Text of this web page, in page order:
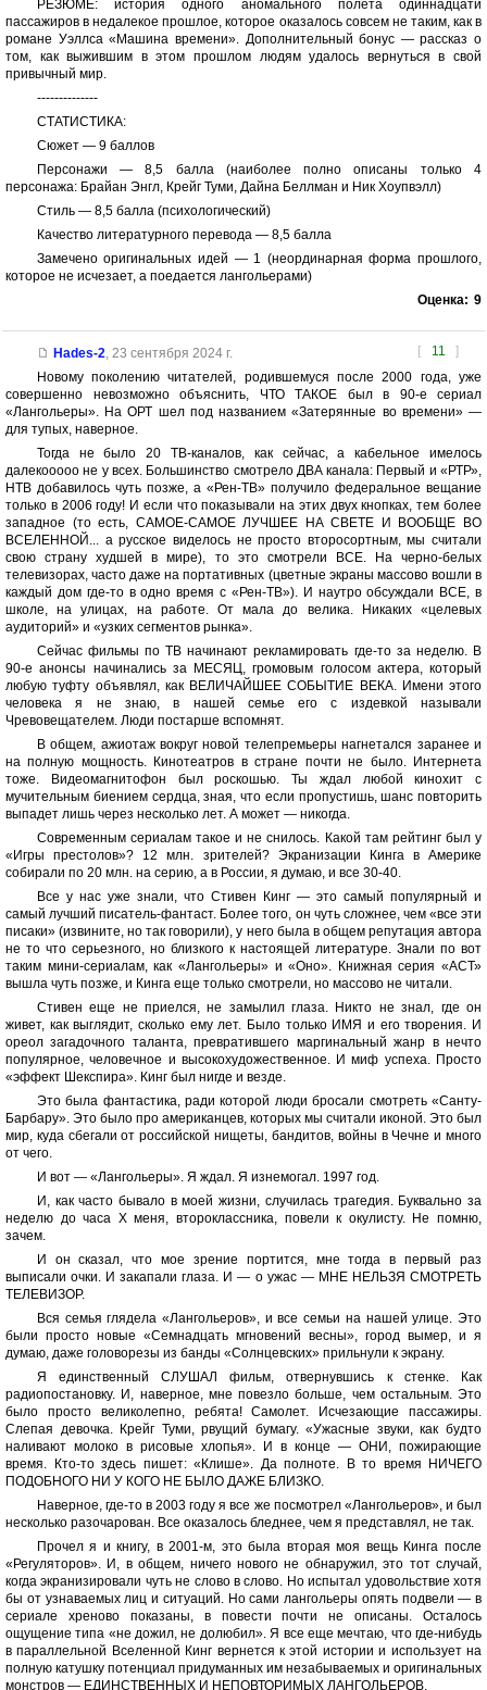
РЕЗЮМЕ: история одного аномального полета одиннадцати
пассажиров в недалекое прошлое, которое оказалось совсем не таким, как в
романе Уэллса «Машина времени». Дополнительный бонус — рассказ о
том, как выжившим в этом прошлом людям удалось вернуться в свой
привычный мир.
--------------
СТАТИСТИКА:
Сюжет — 9 баллов
Персонажи — 8,5 балла (наиболее полно описаны только 4
персонажа: Брайан Энгл, Крейг Туми, Дайна Беллман и Ник Хоупвэлл)
Стиль — 8,5 балла (психологический)
Качество литературного перевода — 8,5 балла
Замечено оригинальных идей — 1 (неординарная форма прошлого,
которое не исчезает, а поедается лангольерами)
Оценка: 9
[ 11 ]
Hades-2, 23 сентября 2024 г.
Новому поколению читателей, родившемуся после 2000 года, уже
совершенно невозможно объяснить, ЧТО ТАКОЕ был в 90-е сериал
«Лангольеры». На ОРТ шел под названием «Затерянные во времени» —
для тупых, наверное.
Тогда не было 20 ТВ-каналов, как сейчас, а кабельное имелось
далекооооо не у всех. Большинство смотрело ДВА канала: Первый и «РТР»,
НТВ добавилось чуть позже, а «Рен-ТВ» получило федеральное вещание
только в 2006 году! И если что показывали на этих двух кнопках, тем более
западное (то есть, САМОЕ-САМОЕ ЛУЧШЕЕ НА СВЕТЕ И ВООБЩЕ ВО
ВСЕЛЕННОЙ... а русское виделось не просто второсортным, мы считали
свою страну худшей в мире), то это смотрели ВСЕ. На черно-белых
телевизорах, часто даже на портативных (цветные экраны массово вошли в
каждый дом где-то в одно время с «Рен-ТВ»). И наутро обсуждали ВСЕ, в
школе, на улицах, на работе. От мала до велика. Никаких «целевых
аудиторий» и «узких сегментов рынка».
Сейчас фильмы по ТВ начинают рекламировать где-то за неделю. В
90-е анонсы начинались за МЕСЯЦ, громовым голосом актера, который
любую туфту объявлял, как ВЕЛИЧАЙШЕЕ СОБЫТИЕ ВЕКА. Имени этого
человека я не знаю, в нашей семье его с издевкой называли
Чревовещателем. Люди постарше вспомнят.
В общем, ажиотаж вокруг новой телепремьеры нагнетался заранее и
на полную мощность. Кинотеатров в стране почти не было. Интернета
тоже. Видеомагнитофон был роскошью. Ты ждал любой кинохит с
мучительным биением сердца, зная, что если пропустишь, шанс повторить
выпадет лишь через несколько лет. А может — никогда.
Современным сериалам такое и не снилось. Какой там рейтинг был у
«Игры престолов»? 12 млн. зрителей? Экранизации Кинга в Америке
собирали по 20 млн. на серию, а в России, я думаю, и все 30-40.
Все у нас уже знали, что Стивен Кинг — это самый популярный и
самый лучший писатель-фантаст. Более того, он чуть сложнее, чем «все эти
писаки» (извините, но так говорили), у него была в общем репутация автора
не то что серьезного, но близкого к настоящей литературе. Знали по вот
таким мини-сериалам, как «Лангольеры» и «Оно». Книжная серия «АСТ»
вышла чуть позже, и Кинга еще только смотрели, но массово не читали.
Стивен еще не приелся, не замылил глаза. Никто не знал, где он
живет, как выглядит, сколько ему лет. Было только ИМЯ и его творения. И
ореол загадочного таланта, превратившего маргинальный жанр в нечто
популярное, человечное и высокохудожественное. И миф успеха. Просто
«эффект Шекспира». Кинг был нигде и везде.
Это была фантастика, ради которой люди бросали смотреть «Санту-
Барбару». Это было про американцев, которых мы считали иконой. Это был
мир, куда сбегали от российской нищеты, бандитов, войны в Чечне и много
от чего.
И вот — «Лангольеры». Я ждал. Я изнемогал. 1997 год.
И, как часто бывало в моей жизни, случилась трагедия. Буквально за
неделю до часа X меня, второклассника, повели к окулисту. Не помню,
зачем.
И он сказал, что мое зрение портится, мне тогда в первый раз
выписали очки. И закапали глаза. И — о ужас — МНЕ НЕЛЬЗЯ СМОТРЕТЬ
ТЕЛЕВИЗОР.
Вся семья глядела «Лангольеров», и все семьи на нашей улице. Это
были просто новые «Семнадцать мгновений весны», город вымер, и я
думаю, даже головорезы из банды «Солнцевских» прильнули к экрану.
Я единственный СЛУШАЛ фильм, отвернувшись к стенке. Как
радиопостановку. И, наверное, мне повезло больше, чем остальным. Это
было просто великолепно, ребята! Самолет. Исчезающие пассажиры.
Слепая девочка. Крейг Туми, рвущий бумагу. «Ужасные звуки, как будто
наливают молоко в рисовые хлопья». И в конце — ОНИ, пожирающие
время. Кто-то здесь пишет: «Клише». Да полноте. В то время НИЧЕГО
ПОДОБНОГО НИ У КОГО НЕ БЫЛО ДАЖЕ БЛИЗКО.
Наверное, где-то в 2003 году я все же посмотрел «Лангольеров», и был
несколько разочарован. Все оказалось бледнее, чем я представлял, не так.
Прочел я и книгу, в 2001-м, это была вторая моя вещь Кинга после
«Регуляторов». И, в общем, ничего нового не обнаружил, это тот случай,
когда экранизировали чуть не слово в слово. Но испытал удовольствие хотя
бы от узнаваемых лиц и ситуаций. Но сами лангольеры опять подвели — в
сериале хреново показаны, в повести почти не описаны. Осталось
ощущение типа «не дожил, не долюбил». Я все еще мечтаю, что где-нибудь
в параллельной Вселенной Кинг вернется к этой истории и использует на
полную катушку потенциал придуманных им незабываемых и оригинальных
монстров — ЕДИНСТВЕННЫХ И НЕПОВТОРИМЫХ ЛАНГОЛЬЕРОВ.